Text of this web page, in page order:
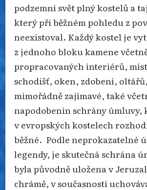
podzemní svět plný kostelů a
který při běžném pohledu z
neexistoval. Každý kostel je
z jednoho bloku kamene
propracovaných interiérů,
schodišť, oken, zdobení,
mimořádně zajímavé, také
napodobenin schrány úmluvy,
v evropských kostelech
běžné. Podle neprokazatelné
legendy, je skutečná schrána
byla původně uložena v
chrámě, v současnosti